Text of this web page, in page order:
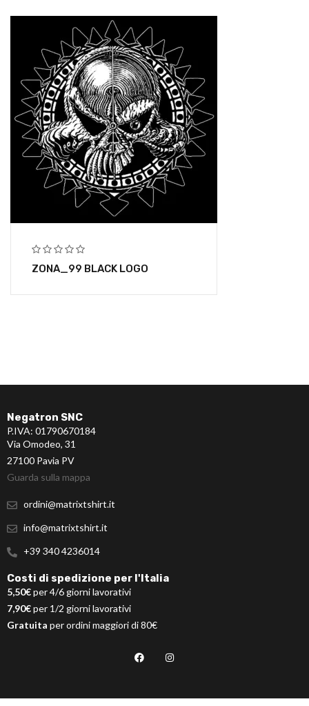
ZONA_99 BLACK LOGO
Negatron SNC
P.IVA: 01790670184
Via Omodeo, 31
27100 Pavia PV
Guarda sulla mappa
ordini@matrixtshirt.it
info@matrixtshirt.it
+39 340 4236014
Costi di spedizione per l'Italia
5,50€per 4/6 giorni lavorativi
7,90€per 1/2 giorni lavorativi
Gratuita per ordini maggiori di 80€